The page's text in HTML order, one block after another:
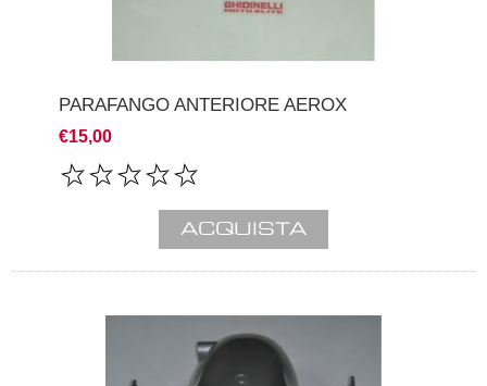
PARAFANGO ANTERIORE AEROX
€15,00